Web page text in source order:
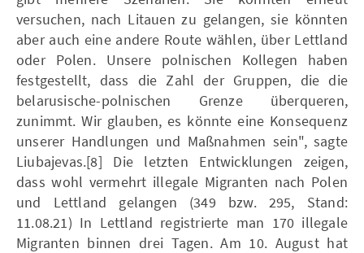
versuchen, nach Litauen zu gelangen, sie könnten
aber auch eine andere Route wählen, über Lettland
oder Polen. Unsere polnischen Kollegen haben
festgestellt, dass die Zahl der Gruppen, die die
belarusische-polnischen Grenze überqueren,
zunimmt. Wir glauben, es könnte eine Konsequenz
unserer Handlungen und Maßnahmen sein", sagte
Liubajevas.[8] Die letzten Entwicklungen zeigen,
dass wohl vermehrt illegale Migranten nach Polen
und Lettland gelangen (349 bzw. 295, Stand:
11.08.21) In Lettland registrierte man 170 illegale
Migranten binnen drei Tagen. Am 10. August hat